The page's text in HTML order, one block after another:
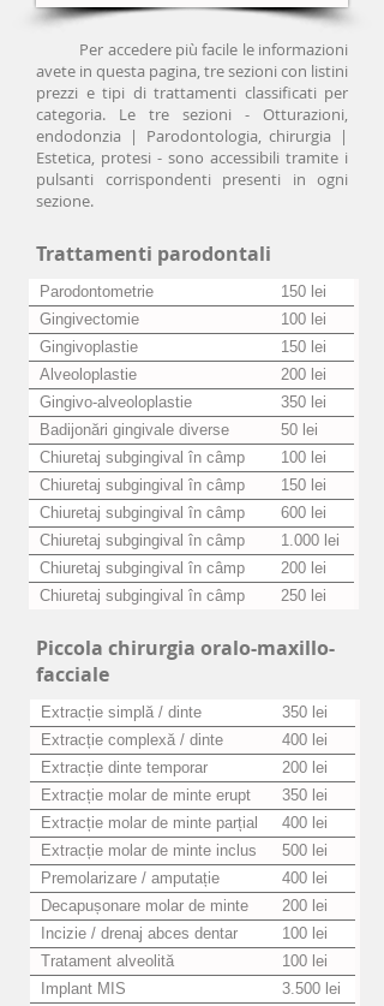
Per accedere più facile le informazioni
avete in questa pagina, tre sezioni con listini
prezzi e tipi di trattamenti classificati per
categoria. Le tre sezioni - Otturazioni,
endodonzia | Parodontologia, chirurgia |
Estetica, protesi - sono accessibili tramite i
pulsanti corrispondenti presenti in ogni
sezione.
Trattamenti parodontali
Parodontometrie
150 lei
Gingivectomie
100 lei
Gingivoplastie
150 lei
Alveoloplastie
200 lei
Gingivo-alveoloplastie
350 lei
Badijonări gingivale diverse
soluții / aplicare
50 lei
Chiuretaj subgingival în câmp
închis / dinte monoradicular
100 lei
Chiuretaj subgingival în câmp
închis / dinte pluriradicular
150 lei
Chiuretaj subgingival în câmp
închis / hemiarcadă (7 dinți)
600 lei
Chiuretaj subgingival în câmp
închis / arcadă (10-14 dinți)
1.000 lei
Chiuretaj subgingival în câmp
deschis / dinte monoradicular
200 lei
Chiuretaj subgingival în câmp
250 lei
Piccola chirurgia oralo-maxillo-
facciale
Extracție simplă / dinte
350 lei
Extracție complexă / dinte
400 lei
Extracție dinte temporar
200 lei
Extracție molar de minte erupt
350 lei
Extracție molar de minte parțial
erupt
400 lei
Extracție molar de minte inclus
500 lei
Premolarizare / amputație
radiculară
400 lei
Decapușonare molar de minte
200 lei
Incizie / drenaj abces dentar
100 lei
Tratament alveolită
100 lei
Implant MIS
3.500 lei